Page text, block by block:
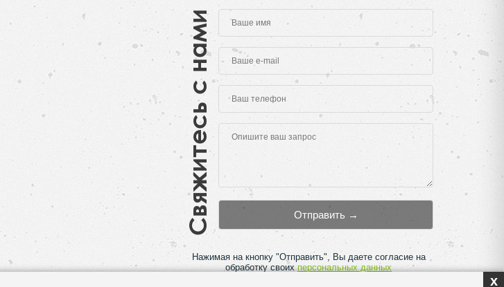
Свяжитесь с нами
Нажимая на кнопку "Отправить", Вы даете согласие на
обработку своихперсональных данных
x